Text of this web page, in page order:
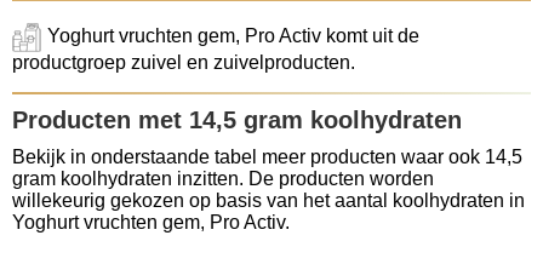
Yoghurt vruchten gem, Pro Activ komt uit de
productgroep zuivel en zuivelproducten.
Producten met 14,5 gram koolhydraten
Bekijk in onderstaande tabel meer producten waar ook 14,5
gram koolhydraten inzitten. De producten worden
willekeurig gekozen op basis van het aantal koolhydraten in
Yoghurt vruchten gem, Pro Activ.